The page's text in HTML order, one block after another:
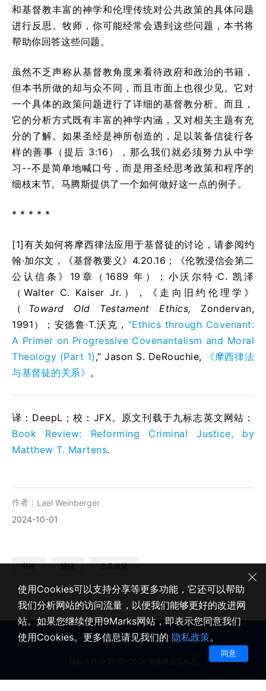
和基督教丰富的神学和伦理传统对公共政策的具体问题
进行反思。牧师，你可能经常会遇到这些问题，本书将
帮助你回答这些问题。
虽然不乏声称从基督教角度来看待政府和政治的书籍，
但本书所做的却与众不同，而且市面上也很少见。它对
一个具体的政策问题进行了详细的基督教分析。而且，
它的分析方式既有丰富的神学内涵，又对相关主题有充
分的了解。如果圣经是神所创造的，足以装备信徒行各
样的善事（提后 3:16），那么我们就必须努力从中学
习--不是简单地喊口号，而是用圣经思考政策和程序的
细枝末节。马腾斯提供了一个如何做好这一点的例子。
* * * * *
[1]有关如何将摩西律法应用于基督徒的讨论，请参阅约
翰·加尔文，《基督教要义》4.20.16；《伦敦浸信会第二
公认信条》19章（1689 年）；小沃尔特·C. 凯泽
（Walter C. Kaiser Jr.），《走向旧约伦理学》
（ Toward Old Testament Ethics, Zondervan,
1991）；安德鲁·T.沃克， “Ethics through Covenant:
A Primer on Progressive Covenantalism and Moral
Theology (Part 1) ,”Jason S. DeRouchie,
《摩西律法
与基督徒的关系》 。
译：DeepL；校：JFX。原文刊载于九标志英文网站：
Book Review: Reforming Criminal Justice, by
Matthew T. Martens.
作者： Lael Weinberger
2024-10-01
书评 法律 公共政策
版权所有 © 2020-2026 健康教会九标志
使用Cookies可以支持分享等更多功能，它还可以帮助
我们分析网站的访问流量，以便我们能够更好的改进网
站。如果您继续使用9Marks网站，即表示您同意我们
使用Cookies。更多信息请见我们的 隐私政策。
同意